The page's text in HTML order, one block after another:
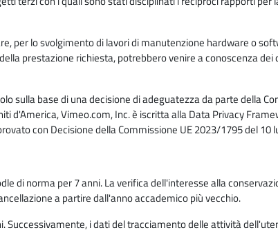
per lo svolgimento di lavori di manutenzione hardware o
prestazione richiesta, potrebbero venire a conoscenza
base di una decisione di adeguatezza da parte della
d'America, Vimeo.com, Inc. è iscritta alla Data Privacy
con Decisione della Commissione UE 2023/1795 del 10
norma per 7 anni. La verifica dell'interesse alla
a partire dall'anno accademico più vecchio.
i dati del tracciamento delle attività